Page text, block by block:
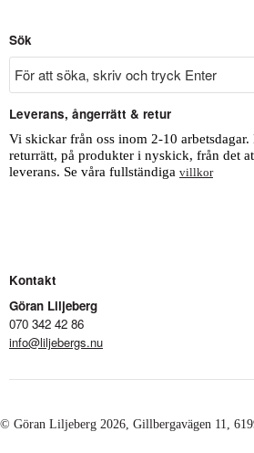
Sök
Leverans, ångerrätt & retur
Vi skickar från oss inom 2-10 arbetsdagar.
returrätt, på produkter i nyskick, från det
leverans. Se våra fullständiga villkor
Kontakt
Göran Liljeberg
070 342 42 86
info@liljebergs.nu
© Göran Liljeberg 2026, Gillbergavägen 11,